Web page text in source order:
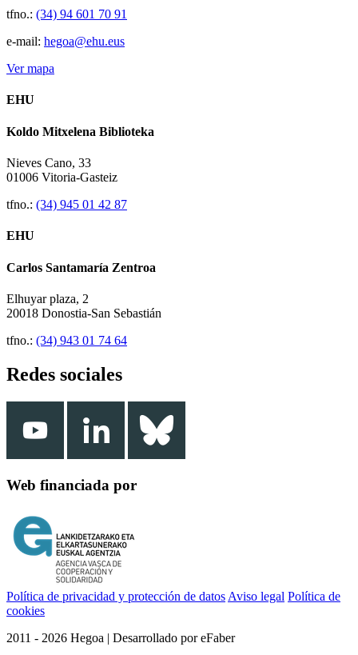
tfno.: (34) 94 601 70 91
e-mail: hegoa@ehu.eus
Ver mapa
EHU
Koldo Mitxelena Biblioteka
Nieves Cano, 33
01006 Vitoria-Gasteiz
tfno.: (34) 945 01 42 87
EHU
Carlos Santamaría Zentroa
Elhuyar plaza, 2
20018 Donostia-San Sebastián
tfno.: (34) 943 01 74 64
Redes sociales
Web financiada por
Política de privacidad y protección de datos Aviso legal Política de
cookies
2011 - 2026 Hegoa | Desarrollado por eFaber